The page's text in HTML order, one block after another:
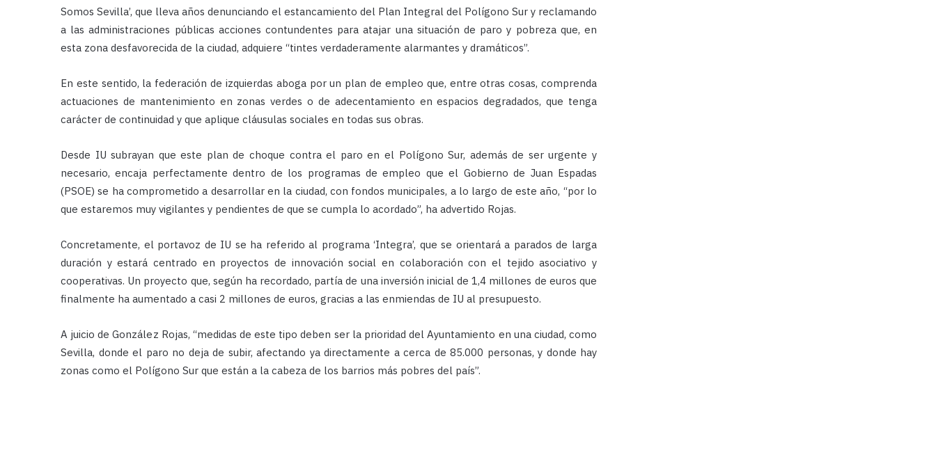
Somos Sevilla’, que lleva años denunciando el estancamiento del Plan Integral del Polígono Sur y reclamando
a las administraciones públicas acciones contundentes para atajar una situación de paro y pobreza que, en
esta zona desfavorecida de la ciudad, adquiere “tintes verdaderamente alarmantes y dramáticos”.
En este sentido, la federación de izquierdas aboga por un plan de empleo que, entre otras cosas, comprenda
actuaciones de mantenimiento en zonas verdes o de adecentamiento en espacios degradados, que tenga
carácter de continuidad y que aplique cláusulas sociales en todas sus obras.
Desde IU subrayan que este plan de choque contra el paro en el Polígono Sur, además de ser urgente y
necesario, encaja perfectamente dentro de los programas de empleo que el Gobierno de Juan Espadas
(PSOE) se ha comprometido a desarrollar en la ciudad, con fondos municipales, a lo largo de este año, “por lo
que estaremos muy vigilantes y pendientes de que se cumpla lo acordado”, ha advertido Rojas.
Concretamente, el portavoz de IU se ha referido al programa ‘Integra’, que se orientará a parados de larga
duración y estará centrado en proyectos de innovación social en colaboración con el tejido asociativo y
cooperativas. Un proyecto que, según ha recordado, partía de una inversión inicial de 1,4 millones de euros que
finalmente ha aumentado a casi 2 millones de euros, gracias a las enmiendas de IU al presupuesto.
A juicio de González Rojas, “medidas de este tipo deben ser la prioridad del Ayuntamiento en una ciudad, como
Sevilla, donde el paro no deja de subir, afectando ya directamente a cerca de 85.000 personas, y donde hay
zonas como el Polígono Sur que están a la cabeza de los barrios más pobres del país”.